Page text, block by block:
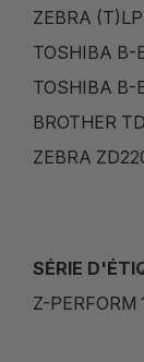
ZEBRA
TOSHIBA B-
TOSHIBA B-
BROTHER
ZEBRA
SÉRIE
Z-PERFORM